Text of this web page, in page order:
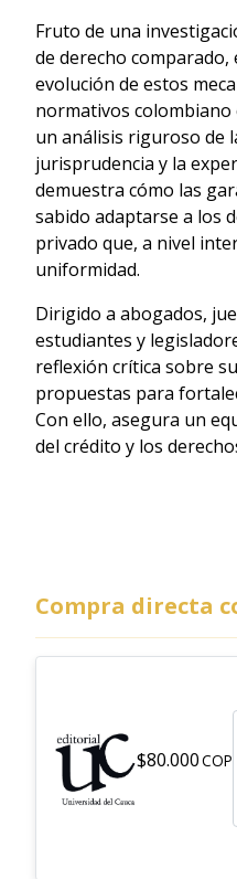
Fruto de una
de derecho
evolución de estos
normativos colombiano
un análisis riguroso de
jurisprudencia y la
demuestra cómo las
sabido adaptarse a los
privado que, a nivel
uniformidad.
Dirigido a abogados,
estudiantes y
reflexión crítica sobre
propuestas para
Con ello, asegura un
del crédito y los
Compra directa
$80.000